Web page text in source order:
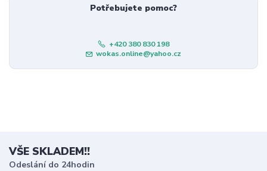
Potřebujete pomoc?
+420 380 830 198
wokas.online@yahoo.cz
VŠE SKLADEM!!
Odeslání do 24hodin